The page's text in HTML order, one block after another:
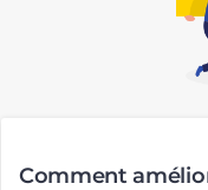
Comment